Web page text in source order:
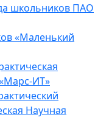
школьников ПАО
«Маленький
ИТ»
Научная